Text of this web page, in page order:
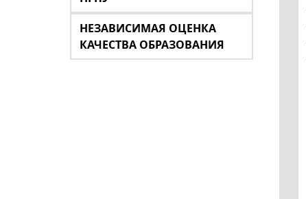
НЕЗАВИСИМАЯ ОЦЕНКА
КАЧЕСТВА ОБРАЗОВАНИЯ